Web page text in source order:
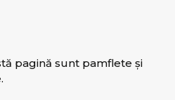
pagină sunt pamflete şi